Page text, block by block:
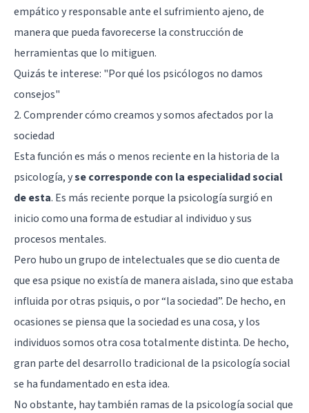
empático y responsable ante el sufrimiento ajeno, de
manera que pueda favorecerse la construcción de
herramientas que lo mitiguen.
Quizás te interese: "Por qué los psicólogos no damos
consejos"
2. Comprender cómo creamos y somos afectados por la
sociedad
Esta función es más o menos reciente en la historia de la
psicología, yse corresponde con la especialidad social
de esta. Es más reciente porque la psicología surgió en
inicio como una forma de estudiar al individuo y sus
procesos mentales.
Pero hubo un grupo de intelectuales que se dio cuenta de
que esa psique no existía de manera aislada, sino que estaba
influida por otras psiquis, o por “la sociedad”. De hecho, en
ocasiones se piensa que la sociedad es una cosa, y los
individuos somos otra cosa totalmente distinta. De hecho,
gran parte del desarrollo tradicional de la psicología social
se ha fundamentado en esta idea.
No obstante, hay también ramas de la psicología social que